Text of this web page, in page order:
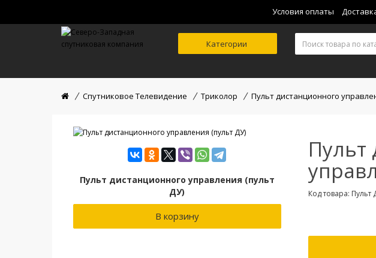
Условия оплаты
Категории
Спутниковое Телевидение Триколор Пульт дистанционного
Пульт дистанционного управления (пульт
ДУ)
В корзину
Пульт
Код товара: Пульт